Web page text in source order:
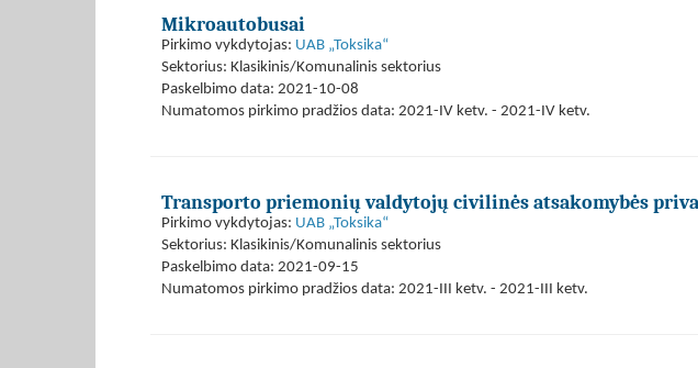
Mikroautobusai
Pirkimo vykdytojas: UAB „Toksika“
Sektorius: Klasikinis/Komunalinis sektorius
Paskelbimo data: 2021-10-08
Numatomos pirkimo pradžios data: 2021-IV ketv. - 2021-IV ketv.
Transporto priemonių valdytojų civilinės atsakomybės
Pirkimo vykdytojas: UAB „Toksika“
Sektorius: Klasikinis/Komunalinis sektorius
Paskelbimo data: 2021-09-15
Numatomos pirkimo pradžios data: 2021-III ketv. - 2021-III ketv.